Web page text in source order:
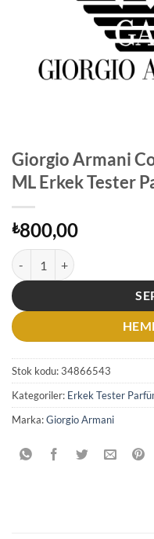
Giorgio Armani
ML Erkek Tester
₺800,00
Giorgio Armani Code
Stok kodu:34866543
Kategoriler: Erkek Tester
Marka:Giorgio Armani